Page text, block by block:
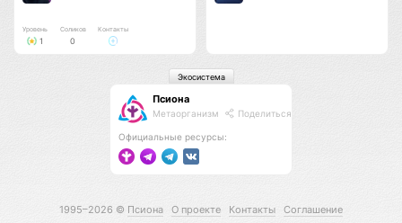
Уровень
1
Соликов
0
Контакты
Псиона
Метаорганизм Поделиться
Официальные ресурсы:
Экосистема
1995–2026 © Псиона О проекте Контакты Соглашение